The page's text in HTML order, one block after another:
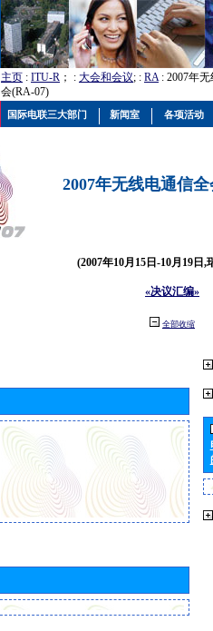
主页 : ITU-R ； : 大会和会议; : RA: 2007年
会(RA-07)
2007年无线电通信
(2007年10月15日-10月19日,
«决议汇编»
全部收缩
国际电联三大部门 新闻室 各项活动